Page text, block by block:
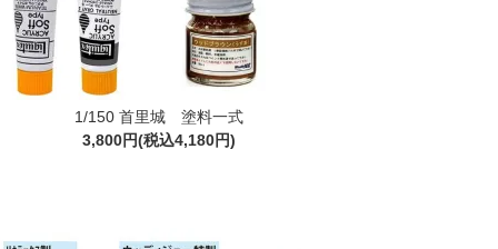
1/150 首里城 塗料一式
3,800円(税込4,180円)